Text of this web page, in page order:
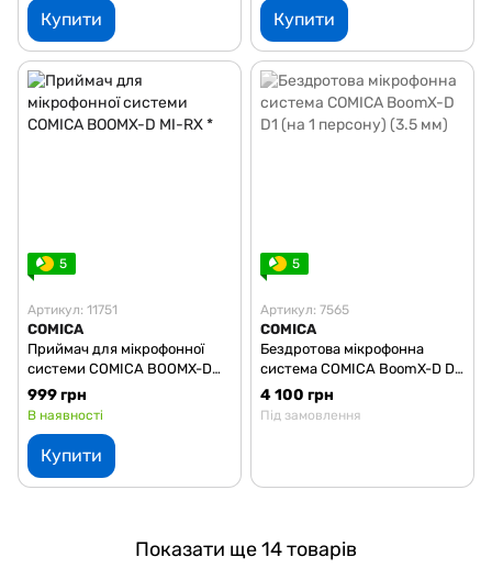
Купити Купити
5
Артикул: 11751
COMICA
Приймач для мікрофонної
системи COMICA BOOMX-D
MI-RX *
999 грн
В наявності
Купити
5
Артикул: 7565
COMICA
Бездротова мікрофонна
система COMICA BoomX-D D1
(на 1 персону) (3.5 мм)
4 100 грн
Під замовлення
Показати ще 14 товарів